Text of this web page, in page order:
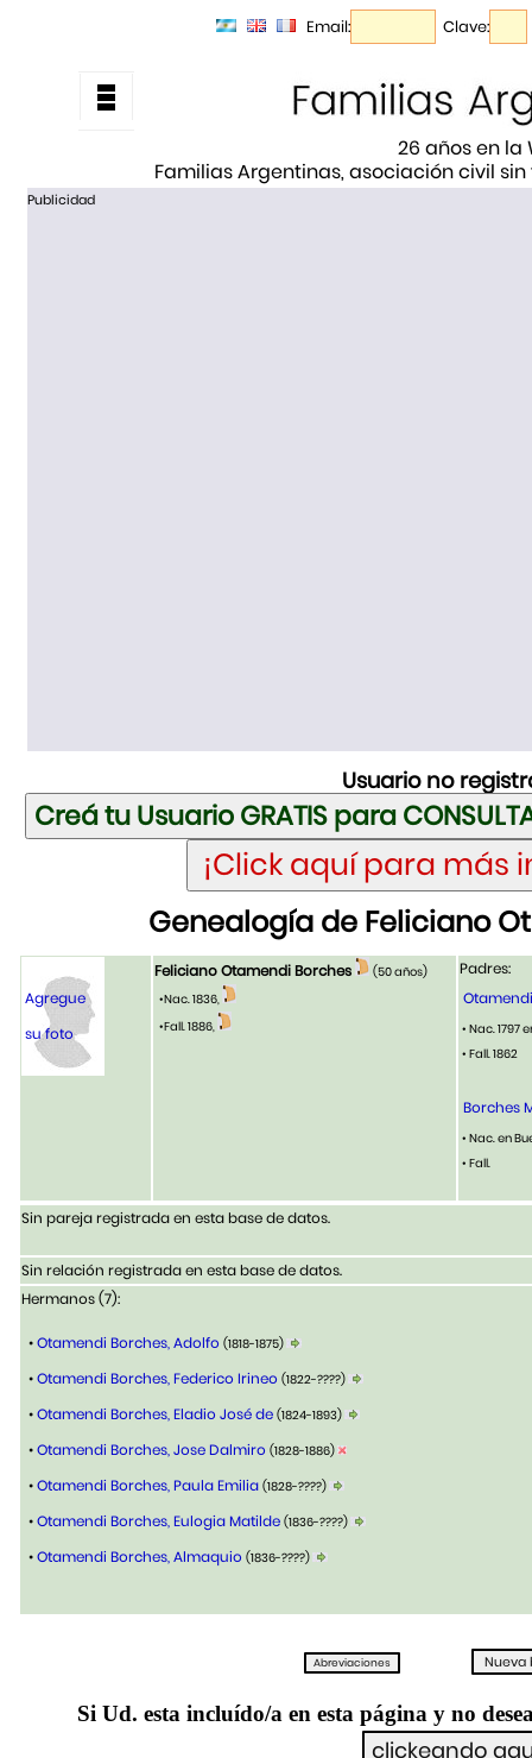
Email: Clave:
26 años en la
Familias Argentinas, asociación civil
Publicidad
Usuario no
Genealogía de Feliciano
Agregue
su foto
Feliciano Otamendi Borches
(50 años)
•Nac. 1836,
•Fall. 1886,
Padres:
• Nac. 1797
• Fall. 1862
Borches
• Nac. en
• Fall.
Sin pareja registrada en esta base de datos.
Sin relación registrada en esta base de datos.
Hermanos (7):
•Otamendi Borches, Adolfo (1818-1875)
•Otamendi Borches, Federico Irineo (1822-????)
•Otamendi Borches, Eladio José de (1824-1893)
•Otamendi Borches, Jose Dalmiro (1828-1886)
•Otamendi Borches, Paula Emilia (1828-????)
•Otamendi Borches, Eulogia Matilde (1836-????)
•Otamendi Borches, Almaquio (1836-????)
Si Ud. esta incluído/a en esta página y no